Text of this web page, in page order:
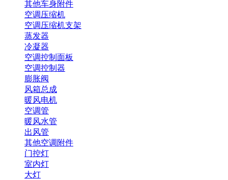
其他车身附件
空调压缩机
空调压缩机支架
蒸发器
冷凝器
空调控制面板
空调控制器
膨胀阀
风箱总成
暖风电机
空调管
暖风水管
出风管
其他空调附件
门控灯
室内灯
大灯